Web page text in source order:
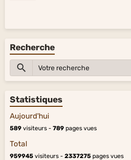
Recherche
Statistiques
Aujourd'hui
589 visiteurs - 789 pages vues
Total
959945 visiteurs - 2337275 pages vues